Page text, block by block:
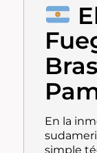
En la
simple